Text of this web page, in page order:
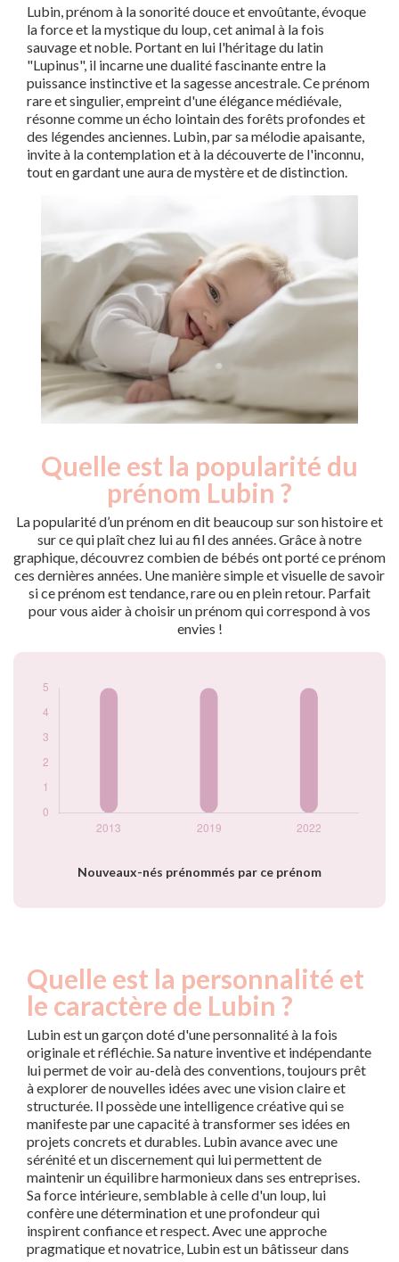
Lubin, prénom à la sonorité douce et envoûtante, évoque
la force et la mystique du loup, cet animal à la fois
sauvage et noble. Portant en lui l'héritage du latin
"Lupinus", il incarne une dualité fascinante entre la
puissance instinctive et la sagesse ancestrale. Ce prénom
rare et singulier, empreint d'une élégance médiévale,
résonne comme un écho lointain des forêts profondes et
des légendes anciennes. Lubin, par sa mélodie apaisante,
invite à la contemplation et à la découverte de l'inconnu,
tout en gardant une aura de mystère et de distinction.
Quelle est la popularité du
prénom Lubin ?
La popularité d’un prénom en dit beaucoup sur son histoire et
sur ce qui plaît chez lui au fil des années. Grâce à notre
graphique, découvrez combien de bébés ont porté ce prénom
ces dernières années. Une manière simple et visuelle de savoir
si ce prénom est tendance, rare ou en plein retour. Parfait
pour vous aider à choisir un prénom qui correspond à vos
envies !
Nouveaux-nés prénommés par ce prénom
Popularité du
prénom Lubin par
année
Année
Nouveaux-
nés
2019
5
2022
5
Quelle est la personnalité et
le caractère de Lubin ?
Lubin est un garçon doté d'une personnalité à la fois
originale et réfléchie. Sa nature inventive et indépendante
lui permet de voir au-delà des conventions, toujours prêt
à explorer de nouvelles idées avec une vision claire et
structurée. Il possède une intelligence créative qui se
manifeste par une capacité à transformer ses idées en
projets concrets et durables. Lubin avance avec une
sérénité et un discernement qui lui permettent de
maintenir un équilibre harmonieux dans ses entreprises.
Sa force intérieure, semblable à celle d'un loup, lui
confère une détermination et une profondeur qui
inspirent confiance et respect. Avec une approche
pragmatique et novatrice, Lubin est un bâtisseur dans